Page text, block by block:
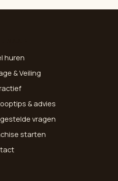
huren
& Veiling
& advies
vragen
starten